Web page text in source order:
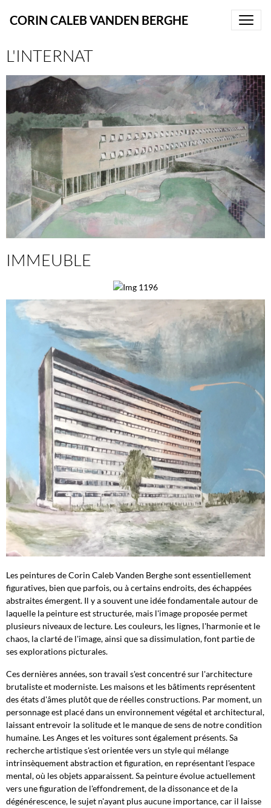
CORIN CALEB VANDEN BERGHE
L'INTERNAT
IMMEUBLE
Les peintures de Corin Caleb Vanden Berghe sont essentiellement
figuratives, bien que parfois, ou à certains endroits, des échappées
abstraites émergent. Il y a souvent une idée fondamentale autour de
laquelle la peinture est structurée, mais l'image proposée permet
plusieurs niveaux de lecture. Les couleurs, les lignes, l'harmonie et le
chaos, la clarté de l'image, ainsi que sa dissimulation, font partie de
ses explorations picturales.
Ces dernières années, son travail s'est concentré sur l'architecture
brutaliste et moderniste. Les maisons et les bâtiments représentent
des états d'âmes plutôt que de réelles constructions. Par moment, un
personnage est placé dans un environnement végétal et architectural,
laissant entrevoir la solitude et le manque de sens de notre condition
humaine. Les Anges et les voitures sont également présents. Sa
recherche artistique s'est orientée vers un style qui mélange
intrinsèquement abstraction et figuration, en représentant l'espace
mental, où les objets apparaissent. Sa peinture évolue actuellement
vers une figuration de l'effondrement, de la dissonance et de la
dégénérescence, le sujet n'ayant plus aucune importance, car il laisse